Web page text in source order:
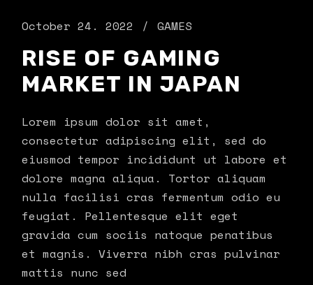
October 24. 2022 GAMES
RISE OF GAMING
MARKET IN JAPAN
Lorem ipsum dolor sit amet,
consectetur adipiscing elit, sed do
eiusmod tempor incididunt ut labore et
dolore magna aliqua. Tortor aliquam
nulla facilisi cras fermentum odio eu
feugiat. Pellentesque elit eget
gravida cum sociis natoque penatibus
et magnis. Viverra nibh cras pulvinar
mattis nunc sed